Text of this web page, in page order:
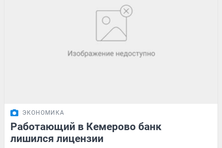
ЭКОНОМИКА
Работающий в Кемерово банк
лишился лицензии